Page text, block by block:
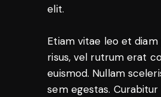
elit.
Etiam vitae leo et
risus, vel rutrum erat
euismod. Nullam
sem egestas.